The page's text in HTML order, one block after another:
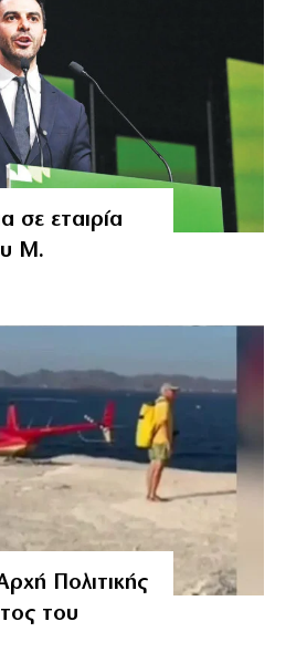
σε εταιρία
Μ.
Πολιτικής
του